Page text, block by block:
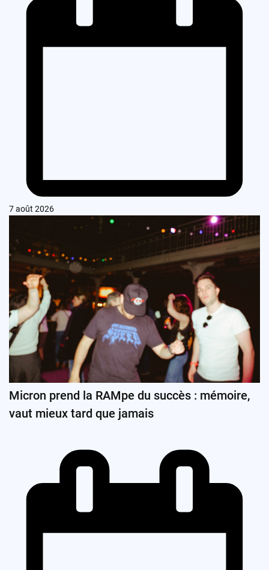
7 août 2026
Micron prend la RAMpe du succès : mémoire,
vaut mieux tard que jamais